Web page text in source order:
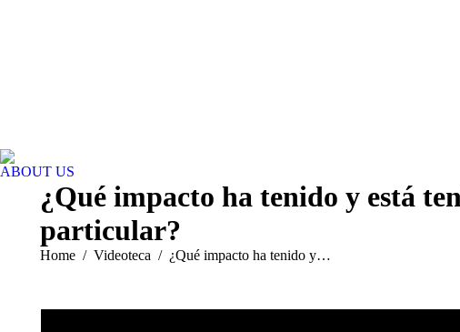
ABOUT US
¿Qué impacto ha tenido y está
particular?
You are here:
Home Videoteca ¿Qué impacto ha tenido y…